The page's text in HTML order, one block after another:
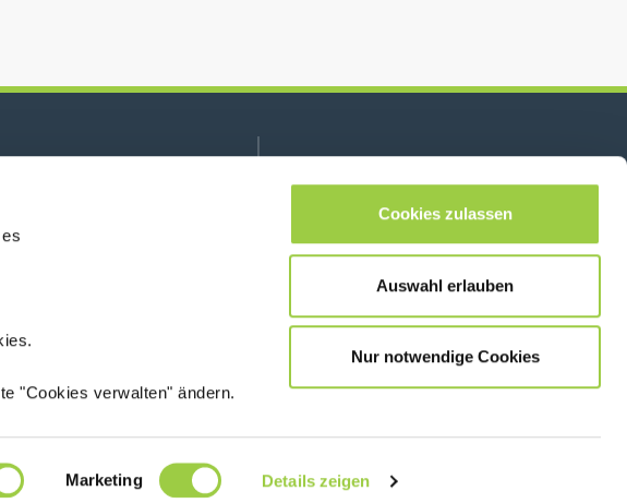
"Cookies verwalten" ändern.
Marketing Details zeigen
Cookies zulassen
Auswahl erlauben
Nur notwendige Cookies
© Copyright
Rechtliche Informationen &